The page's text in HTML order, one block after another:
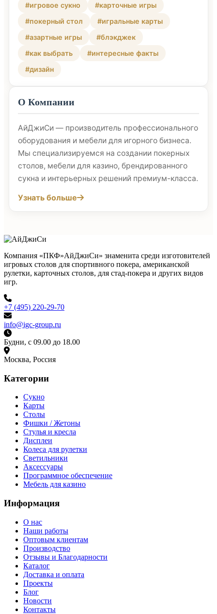
#игровое сукно
#карточные игры
#покерный стол
#игральные карты
#азартные игры
#блэкджек
#как выбрать
#интересные факты
#дизайн
О Компании
АйДжиСи — производитель профессионального
оборудования и мебели для игорного бизнеса.
Мы специализируемся на создании покерных
столов, мебели для казино, брендированного
сукна и интерьерных решений премиум-класса.
Узнать больше
Компания «ПКФ»АйДжиСи» знаменита среди изготовителей
игровых столов для спортивного покера, американской
рулетки, карточных столов, для стад-покера и других видов
игр.
+7 (495) 220-29-70
info@igc-group.ru
Будни, с 09.00 до 18.00
Москва, Россия
Категории
Сукно
Карты
Столы
Фишки / Жетоны
Стулья и кресла
Дисплеи
Колеса для рулетки
Светильники
Аксессуары
Программное обеспечение
Мебель для казино
Информация
О нас
Наши работы
Оптовым клиентам
Производство
Отзывы и Благодарности
Каталог
Доставка и оплата
Проекты
Блог
Новости
Контакты